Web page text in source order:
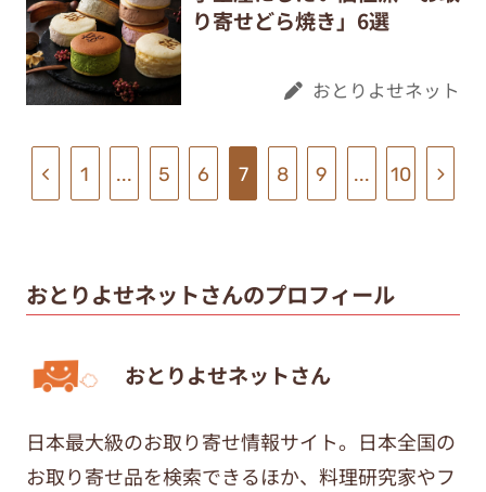
り寄せどら焼き」6選
おとりよせネット
1 ... 5 6 7 8 9 ... 10
おとりよせネットさんのプロフィール
おとりよせネットさん
日本最大級のお取り寄せ情報サイト。日本全国の
お取り寄せ品を検索できるほか、料理研究家やフ